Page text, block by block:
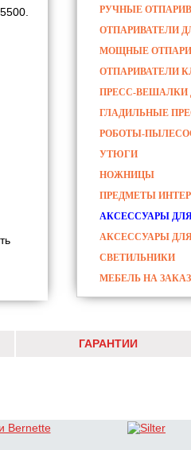
РУЧНЫЕ
ОТПАРИВАТЕЛИ
МОЩНЫЕ
ОТПАРИВАТЕЛИ
ПРЕСС-ВЕШАЛКИ
ГЛАДИЛЬНЫЕ
РОБОТЫ-
УТЮГИ
НОЖНИЦЫ
ПРЕДМЕТЫ
АКСЕССУАРЫ
АКСЕССУАРЫ
СВЕТИЛЬНИКИ
МЕБЕЛЬ НА ЗАКАЗ
ГАРАНТИИ